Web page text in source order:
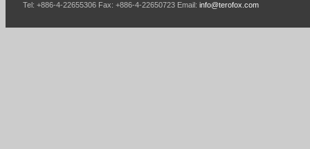
Tel: +886-4-22655306 Fax: +886-4-22650723 Email: info@terofox.com